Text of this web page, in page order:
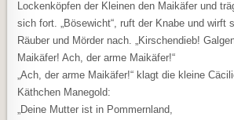
Lockenköpfen der Kleinen den Maikäfer und
sich fort. „Bösewicht“, ruft der Knabe und wirft
Räuber und Mörder nach. „Kirschendieb!
Maikäfer! Ach, der arme Maikäfer!“
„Ach, der arme Maikäfer!“ klagt die kleine
Käthchen Manegold:
„Deine Mutter ist in Pommernland,